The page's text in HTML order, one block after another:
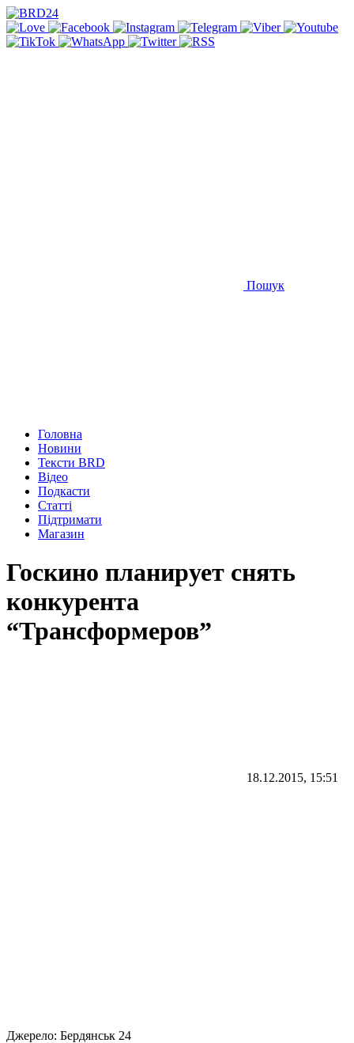
Пошук
Головна
Новини
Тексти BRD
Відео
Подкасти
Статті
Підтримати
Магазин
Госкино планирует снять
конкурента
“Трансформеров”
18.12.2015, 15:51
Джерело: Бердянськ 24